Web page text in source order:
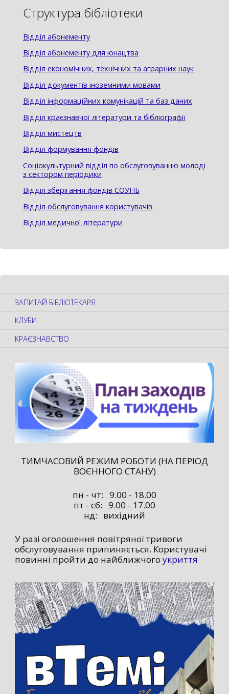
Структура бібліотеки
Відділ абонементу
Відділ абонементу для юнацтва
Відділ економічних, технічних та аграрних наук
Відділ документів іноземними мовами
Відділ інформаційних комунікацій та баз даних
Відділ краєзнавчої літератури та бібліографії
Відділ мистецтв
Відділ формування фондів
Соціокультурний відділ по обслуговуванню молоді
з сектором періодики
Відділ зберігання фондів СОУНБ
Відділ обслуговування користувачів
Відділ медичної літератури
ЗАПИТАЙ БІБЛІОТЕКАРЯ
КЛУБИ
КРАЄЗНАВСТВО
ТИМЧАСОВИЙ РЕЖИМ РОБОТИ (НА ПЕРІОД
ВОЄННОГО СТАНУ)
пн - чт: 9.00 - 18.00
пт - сб: 9.00 - 17.00
нд: вихідний
У разі оголошення повітряної тривоги
обслуговування припиняється. Користувачі
повинні пройти до найближчого укриття